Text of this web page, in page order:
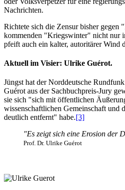
Nachrichten.
Richtete sich die Zensur bisher gegen
kommenden "Kriegswinter" nicht nur
pfeift auch ein kalter, autoritärer Wind
Aktuell im Visier: Ulrike Guérot.
Jüngst hat der Norddeutsche
Guérot aus der Sachbuchpreis-Jury
sie sich "sich mit öffentlichen
wissenschaftlichen Gemeinschaft und
deutlich entfernt" habe.[3]
"Es zeigt sich eine Erosion der
Prof. Dr. Ulrike Guérot